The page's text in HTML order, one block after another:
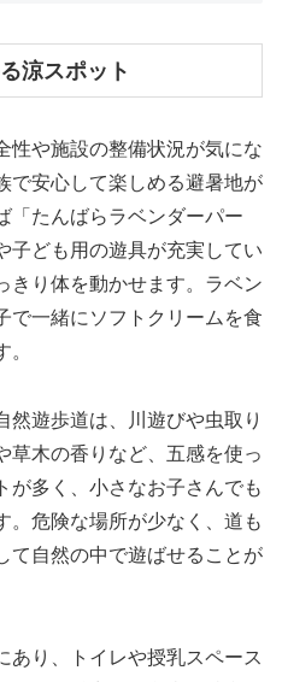
涼スポット
性や施設の整備状況が気にな
で安心して楽しめる避暑地が
「たんばらラベンダーパー
子ども用の遊具が充実してい
きり体を動かせます。ラベン
で一緒にソフトクリームを食
然遊歩道は、川遊びや虫取り
草木の香りなど、五感を使っ
が多く、小さなお子さんでも
。危険な場所が少なく、道も
て自然の中で遊ばせることが
あり、トイレや授乳スペース